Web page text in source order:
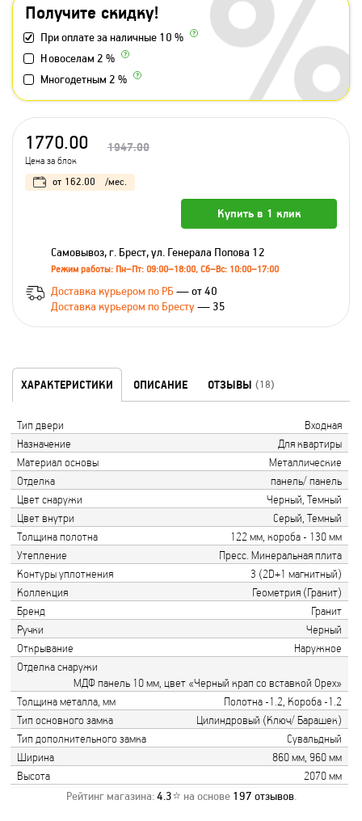
Получите скидку!
При оплате за наличные 10 %
Новоселам 2 %
Многодетным 2 %
1770.00 1947.00
Цена за блок
от 162.00 /мес.
Купить в 1 клик
Самовывоз, г. Брест, ул. Генерала Попова 12
Режим работы: Пн–Пт: 09:00–18:00, Сб–Вс: 10:00–17:00
Доставка курьером по РБ — от 40
Доставка курьером по Бресту— 35
ХАРАКТЕРИСТИКИ ОПИСАНИЕ ОТЗЫВЫ (18)
Тип двери
Входная
Назначение
Для квартиры
Материал основы
Металлические
Отделка
панель/ панель
Цвет снаружи
Черный, Темный
Цвет внутри
Серый, Темный
Толщина полотна
122 мм, короба - 130 мм
Утепление
Пресс. Минеральная плита
Контуры уплотнения
3 (2D+1 магнитный)
Коллекция
Геометрия (Гранит)
Бренд
Гранит
Ручки
Черный
Открывание
Наружное
Отделка снаружи
МДФ панель 10 мм, цвет «Черный крап со вставкой Орех»
Толщина металла, мм
Полотна -1.2, Короба -1.2
Тип основного замка
Цилиндровый (Ключ/ Барашек)
Тип дополнительного замка
Сувальдный
Ширина
860 мм, 960 мм
Высота
2070 мм
Рейтинг магазина:4.3⭐ на основе 197 отзывов.